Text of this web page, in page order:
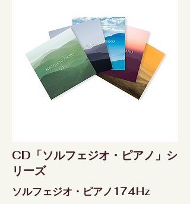
CD「ソルフェジオ・ピアノ」シ
リーズ
ソルフェジオ・ピアノ174Hz